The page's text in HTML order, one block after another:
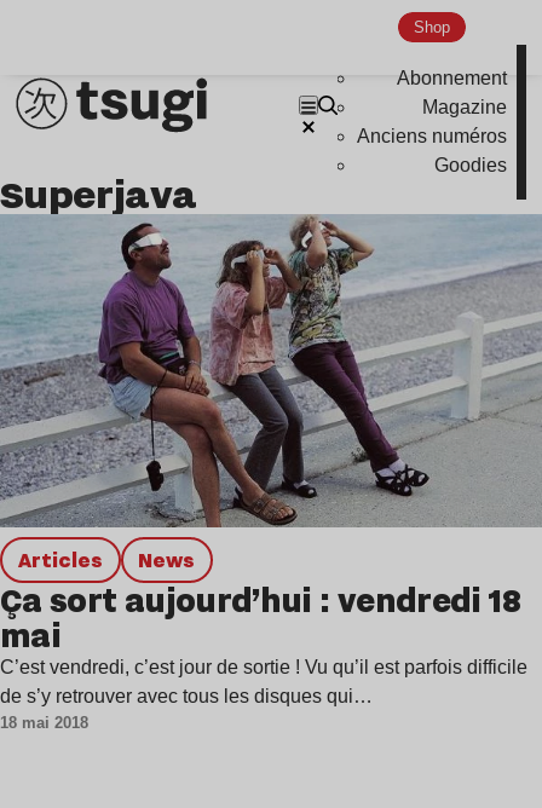
Shop
Abonnement
Magazine
Anciens numéros
Goodies
Indie
Superjava
Articles news
Ça sort aujourd’hui : vendredi 18
mai
C’est vendredi, c’est jour de sortie ! Vu qu’il est parfois difficile
de s’y retrouver avec tous les disques qui…
18 mai 2018